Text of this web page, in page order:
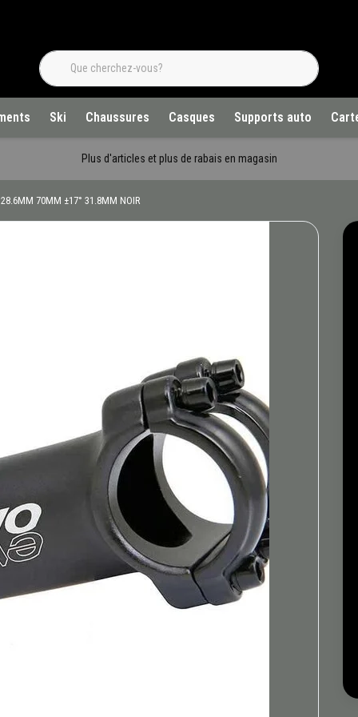
Ski Chaussures Casques Supports auto
Plus d'articles et plus de rabais en magasin
28.6MM 70MM ±17° 31.8MM NOIR